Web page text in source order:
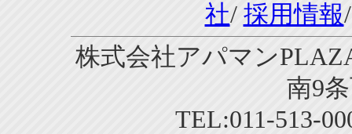
社/ 採用情報
株式会社アパマン
南9
TEL:011-513-